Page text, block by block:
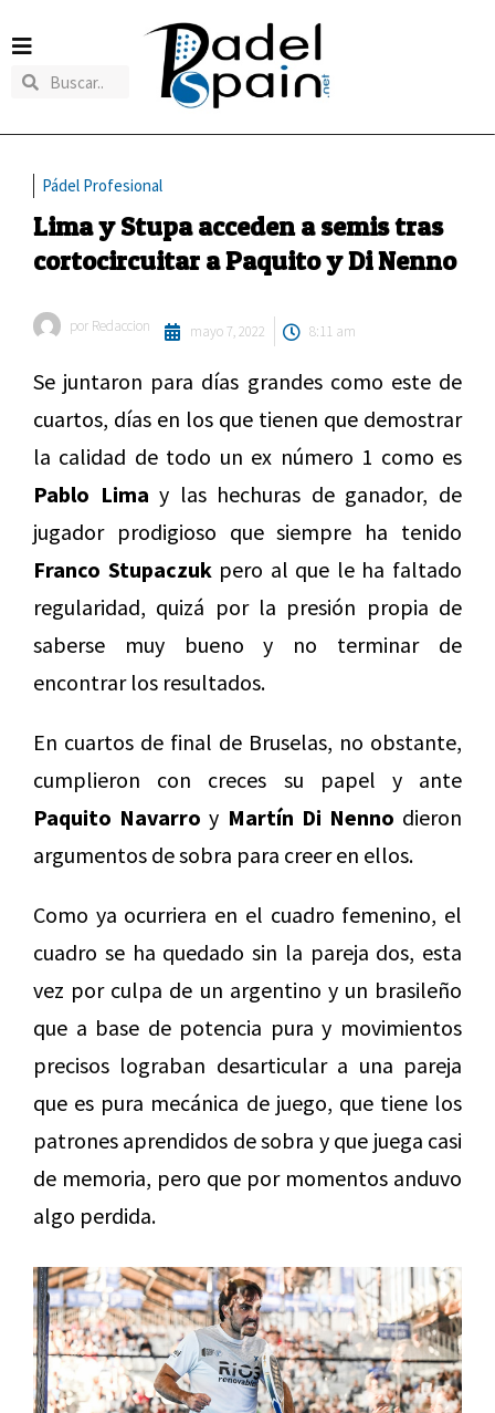
Pádel Profesional
Lima y Stupa acceden a semis tras
cortocircuitar a Paquito y Di Nenno
por Redaccion mayo 7, 2022 8:11 am
Se juntaron para días grandes como este de
cuartos, días en los que tienen que demostrar
la calidad de todo un ex número 1 como es
Pablo Lima y las hechuras de ganador, de
jugador prodigioso que siempre ha tenido
Franco Stupaczukpero al que le ha faltado
regularidad, quizá por la presión propia de
saberse muy bueno y no terminar de
encontrar los resultados.
En cuartos de final de Bruselas, no obstante,
cumplieron con creces su papel y ante
Paquito Navarro y Martín Di Nenno dieron
argumentos de sobra para creer en ellos.
Como ya ocurriera en el cuadro femenino, el
cuadro se ha quedado sin la pareja dos, esta
vez por culpa de un argentino y un brasileño
que a base de potencia pura y movimientos
precisos lograban desarticular a una pareja
que es pura mecánica de juego, que tiene los
patrones aprendidos de sobra y que juega casi
de memoria, pero que por momentos anduvo
algo perdida.